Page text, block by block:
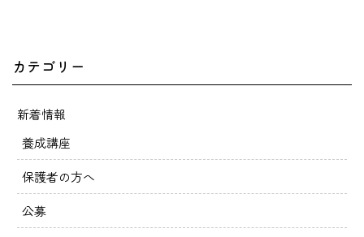
カテゴリー
新着情報
養成講座
保護者の方へ
公募